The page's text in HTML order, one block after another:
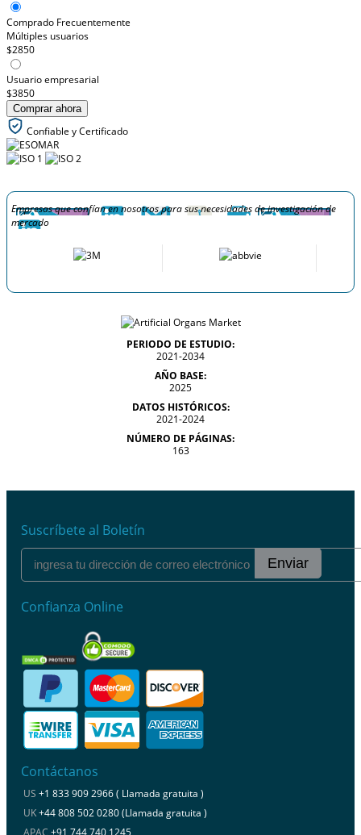
Comprado Frecuentemente
Múltiples usuarios
$2850
Usuario empresarial
$3850
Comprar ahora
Confiable y Certificado
Empresas que confían en nosotros para sus necesidades de investigación de
mercado
PERIODO DE ESTUDIO:
2021-2034
AÑO BASE:
2025
DATOS HISTÓRICOS:
2021-2024
NÚMERO DE PÁGINAS:
163
Suscríbete al Boletín
Enviar
Confianza Online
Contáctanos
US +1 833 909 2966 ( Llamada gratuita )
UK+44 808 502 0280 (Llamada gratuita )
APAC +91 744 740 1245